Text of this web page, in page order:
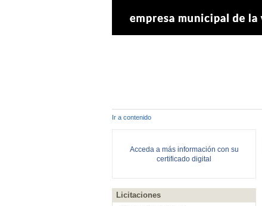
Ir a contenido
Acceda a más información con su
certificado digital
Licitaciones